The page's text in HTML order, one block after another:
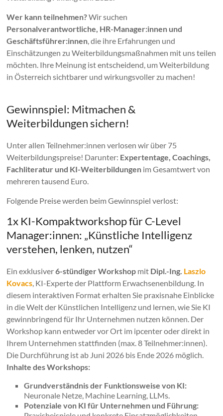
Wer kann teilnehmen?Wir suchen
Personalverantwortliche, HR-Manager:innen und
Geschäftsführer:innen , die ihre Erfahrungen und
Einschätzungen zu Weiterbildungsmaßnahmen mit uns teilen
möchten. Ihre Meinung ist entscheidend, um Weiterbildung
in Österreich sichtbarer und wirkungsvoller zu machen!
Gewinnspiel: Mitmachen &
Weiterbildungen sichern!
Unter allen Teilnehmer:innen verlosen wir über 75
Weiterbildungspreise! Darunter: Expertentage, Coachings,
Fachliteratur und KI-Weiterbildungen im Gesamtwert von
mehreren tausend Euro.
Folgende Preise werden beim Gewinnspiel verlost:
1x KI-Kompaktworkshop für C-Level
Manager:innen: „Künstliche Intelligenz
verstehen, lenken, nutzen“
Ein exklusiver6-stündiger Workshop mit Dipl.-Ing. Laszlo
Kovacs , KI-Experte der Plattform Erwachsenenbildung. In
diesem interaktiven Format erhalten Sie praxisnahe Einblicke
in die Welt der Künstlichen Intelligenz und lernen, wie Sie KI
gewinnbringend für Ihr Unternehmen nutzen können. Der
Workshop kann entweder vor Ort im ipcenter oder direkt in
Ihrem Unternehmen stattfinden (max. 8 Teilnehmer:innen).
Die Durchführung ist ab Juni 2026 bis Ende 2026 möglich.
Inhalte des Workshops:
Grundverständnis der Funktionsweise von KI:
Neuronale Netze, Machine Learning, LLMs.
Potenziale von KI für Unternehmen und Führung: